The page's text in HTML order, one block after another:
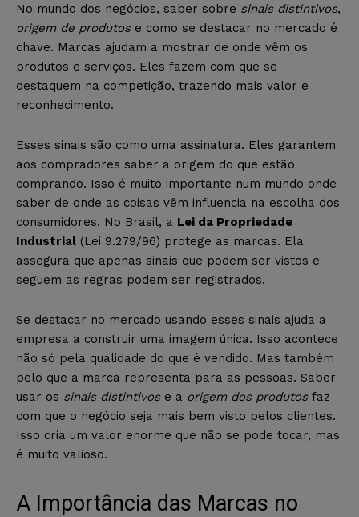
No mundo dos negócios, saber sobre sinais distintivos,
origem de produtose como se destacar no mercado é
chave. Marcas ajudam a mostrar de onde vêm os
produtos e serviços. Eles fazem com que se
destaquem na competição, trazendo mais valor e
reconhecimento.
Esses sinais são como uma assinatura. Eles garantem
aos compradores saber a origem do que estão
comprando. Isso é muito importante num mundo onde
saber de onde as coisas vêm influencia na escolha dos
consumidores. No Brasil, a Lei da Propriedade
Industrial (Lei 9.279/96) protege as marcas. Ela
assegura que apenas sinais que podem ser vistos e
seguem as regras podem ser registrados.
Se destacar no mercado usando esses sinais ajuda a
empresa a construir uma imagem única. Isso acontece
não só pela qualidade do que é vendido. Mas também
pelo que a marca representa para as pessoas. Saber
usar os sinais distintivose a origem dos produtosfaz
com que o negócio seja mais bem visto pelos clientes.
Isso cria um valor enorme que não se pode tocar, mas
é muito valioso.
A Importância das Marcas no